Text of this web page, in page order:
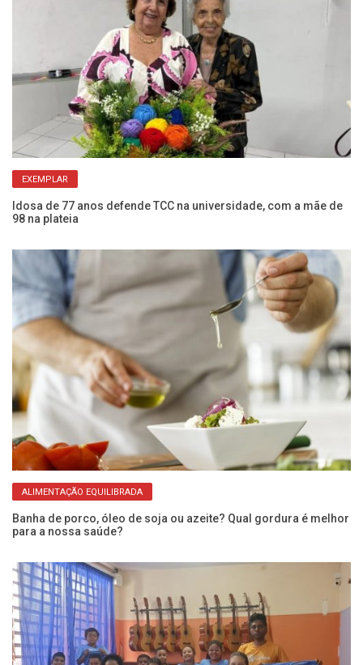
EXEMPLAR
Idosa de 77 anos defende TCC na universidade, com a mãe de
98 na plateia
ALIMENTAÇÃO EQUILIBRADA
Banha de porco, óleo de soja ou azeite? Qual gordura é melhor
para a nossa saúde?